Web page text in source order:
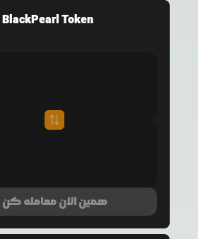
خرید و فروش BlackPearl Token
همین الان معامله کن